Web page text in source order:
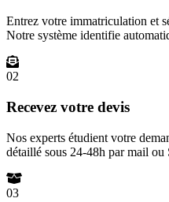
Entrez votre immatriculation et
Notre système identifie
02
Recevez votre devis
Nos experts étudient votre
détaillé sous 24-48h par mail ou
03